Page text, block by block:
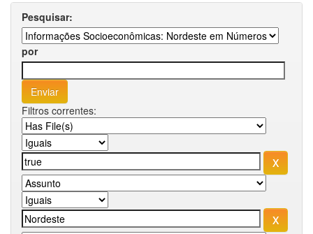
Pesquisar:
por
Filtros correntes: